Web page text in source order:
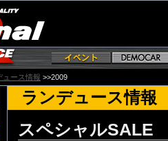
ュース情報 >>2009
ランデュース情
スペシャルSALE